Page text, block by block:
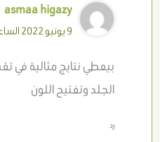
asmaa higazy
9 يونيو 2022 الساعة 5:25 مساءً
بيعطي نتايج مثالية في
الجلد وتفتيح اللون
رد